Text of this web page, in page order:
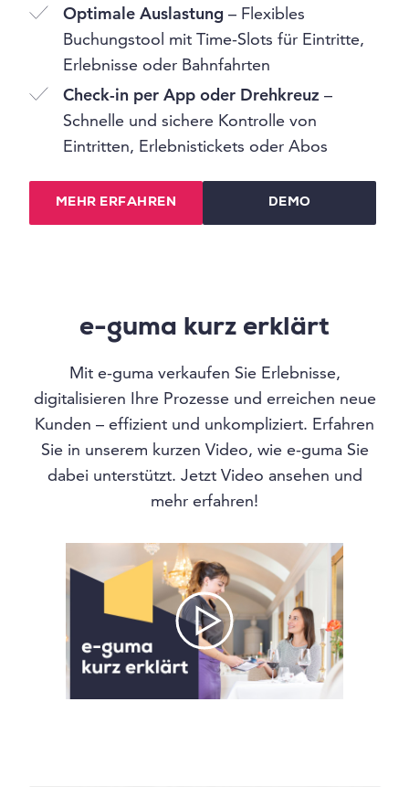
Optimale Auslastung – Flexibles
Buchungstool mit Time-Slots für Eintritte,
Erlebnisse oder Bahnfahrten
Check-in per App oder Drehkreuz –
Schnelle und sichere Kontrolle von
Eintritten, Erlebnistickets oder Abos
MEHR ERFAHREN DEMO
e-guma kurz erklärt
Mit e-guma verkaufen Sie Erlebnisse,
digitalisieren Ihre Prozesse und erreichen neue
Kunden – effizient und unkompliziert. Erfahren
Sie in unserem kurzen Video, wie e-guma Sie
dabei unterstützt. Jetzt Video ansehen und
mehr erfahren!